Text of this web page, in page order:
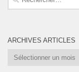
ARCHIVES ARTICLES
Archives